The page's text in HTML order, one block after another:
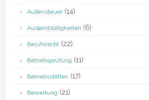
Außensteuer(14)
Auslandstätigkeiten (6)
Berufsrecht(22)
Betriebsprüfung (11)
Betriebsstätten (17)
Bewertung (21)